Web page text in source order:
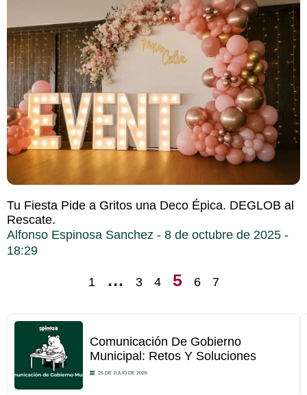
Tu Fiesta Pide a Gritos una Deco Épica. DEGLOB al
Rescate.
Alfonso Espinosa Sanchez
8 de octubre de 2025
18:29
1 … 3 4 5 6 7
Comunicación De Gobierno
Municipal: Retos Y Soluciones
26 DE JULIO DE 2026